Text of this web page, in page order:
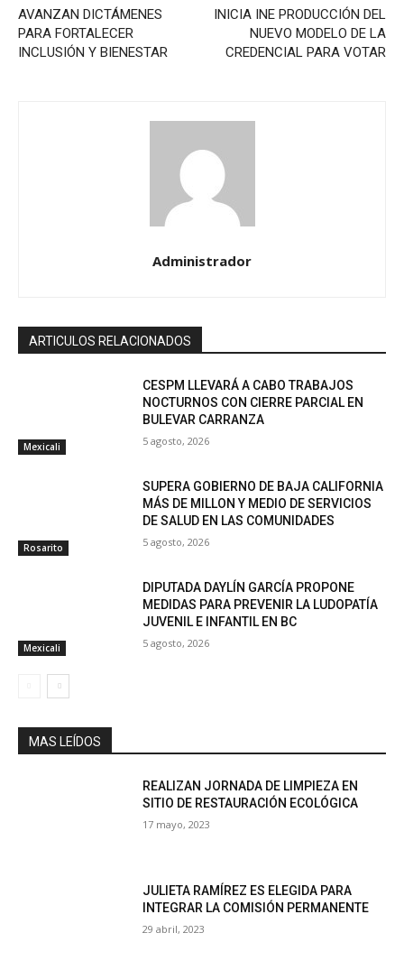
AVANZAN DICTÁMENES
PARA FORTALECER
INCLUSIÓN Y BIENESTAR
INICIA INE PRODUCCIÓN DEL
NUEVO MODELO DE LA
CREDENCIAL PARA VOTAR
Administrador
ARTICULOS RELACIONADOS
Mexicali
CESPM LLEVARÁ A CABO TRABAJOS
NOCTURNOS CON CIERRE PARCIAL EN
BULEVAR CARRANZA
5 agosto, 2026
Rosarito
SUPERA GOBIERNO DE BAJA CALIFORNIA
MÁS DE MILLON Y MEDIO DE SERVICIOS
DE SALUD EN LAS COMUNIDADES
5 agosto, 2026
Mexicali
DIPUTADA DAYLÍN GARCÍA PROPONE
MEDIDAS PARA PREVENIR LA LUDOPATÍA
JUVENIL E INFANTIL EN BC
5 agosto, 2026
MAS LEÍDOS
REALIZAN JORNADA DE LIMPIEZA EN
SITIO DE RESTAURACIÓN ECOLÓGICA
17 mayo, 2023
JULIETA RAMÍREZ ES ELEGIDA PARA
INTEGRAR LA COMISIÓN PERMANENTE
29 abril, 2023